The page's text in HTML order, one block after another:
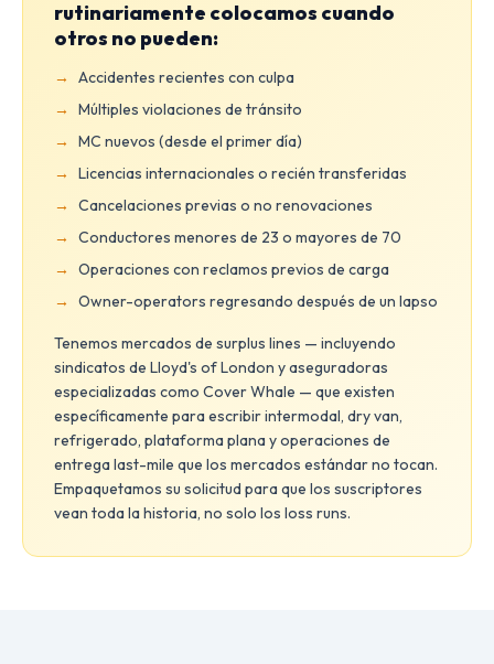
rutinariamente colocamos cuando
otros no pueden:
Accidentes recientes con culpa
Múltiples violaciones de tránsito
MC nuevos (desde el primer día)
Licencias internacionales o recién transferidas
Cancelaciones previas o no renovaciones
Conductores menores de 23 o mayores de 70
Operaciones con reclamos previos de carga
Owner-operators regresando después de un lapso
Tenemos mercados de surplus lines — incluyendo
sindicatos de Lloyd's of London y aseguradoras
especializadas como Cover Whale — que existen
específicamente para escribir intermodal, dry van,
refrigerado, plataforma plana y operaciones de
entrega last-mile que los mercados estándar no tocan.
Empaquetamos su solicitud para que los suscriptores
vean toda la historia, no solo los loss runs.